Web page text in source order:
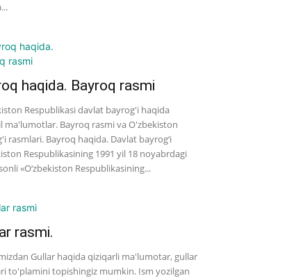
haqida. Bayroq rasmi
Respublikasi davlat bayrog'i haqida
ma'lumotlar. Bayroq rasmi va O'zbekiston
rasmlari. Bayroq haqida. Davlat bayrog‘i
Respublikasining 1991 yil 18 noyabrdagi
«O‘zbekiston Respublikasining...
rasmi.
Gullar haqida qiziqarli ma'lumotar, gullar
to'plamini topishingiz mumkin. Ism yozilgan